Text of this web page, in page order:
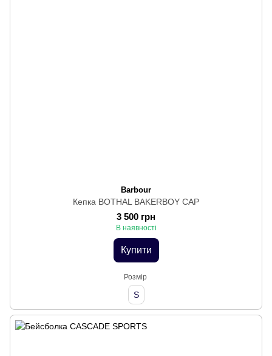
Barbour
Кепка BOTHAL BAKERBOY CAP
3 500 грн
В наявності
Купити
Розмір
S